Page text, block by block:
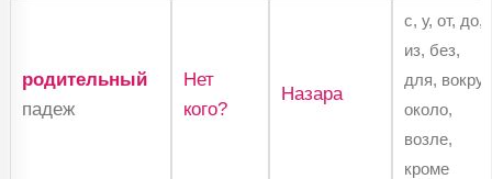
родительный
падеж
Нет
кого?
Назара
с, у, от, до,
из, без,
для, вокруг,
около,
возле,
кроме